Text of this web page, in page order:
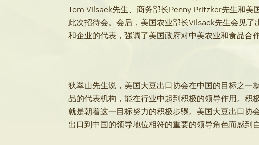
Tom Vilsack先生、商务部长Penny Pritzker先生和美
此次招待会。会后，美国农业部长Vilsack先生会见
和企业的代表，强调了美国政府对中美农业和食品合
狄翠山先生说，美国大豆出口协会在中国的目标之一
品的代表机构，能在行业中起到积极的领导作用。积
就是朝着这一目标努力的积极步骤。美国大豆出口协
出口到中国的领导地位相符的重要的领导角色而感到自